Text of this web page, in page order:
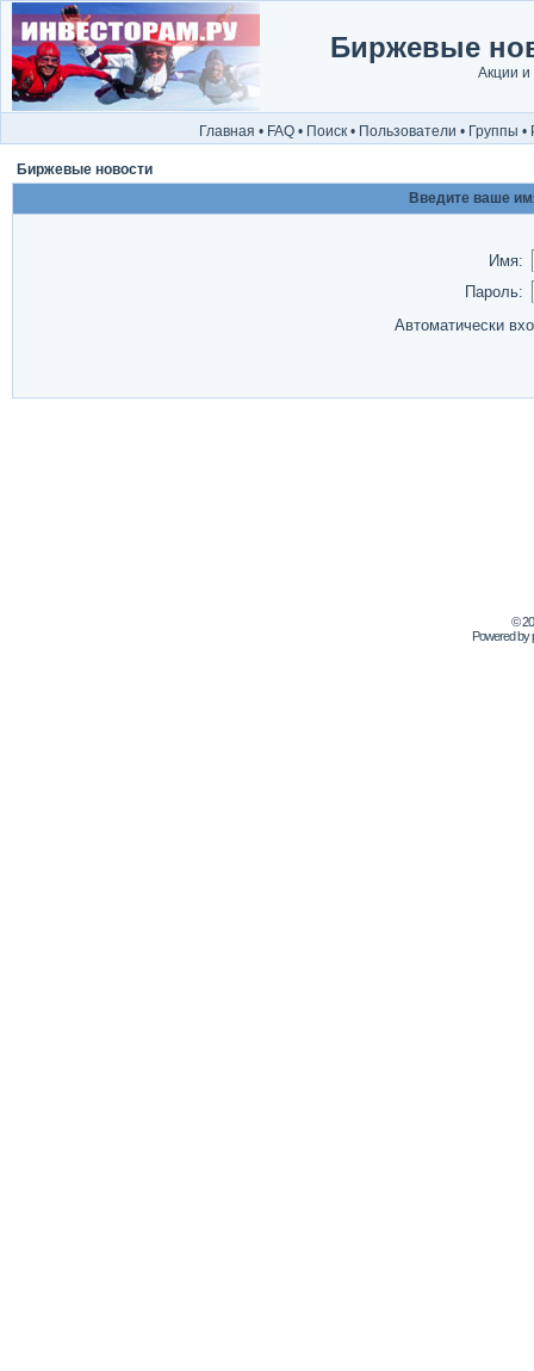
Биржевые
Акции и
Главная • FAQ • Поиск • Пользователи • Группы •
Биржевые новости
Введите ваше
Имя:
Пароль:
Автоматически
©
Powered by